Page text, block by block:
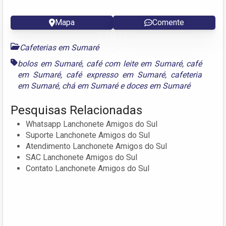
Mapa Comente
Cafeterias em Sumaré
bolos em Sumaré, café com leite em Sumaré, café
em Sumaré, café expresso em Sumaré, cafeteria
em Sumaré, chá em Sumaréedoces em Sumaré
Pesquisas Relacionadas
Whatsapp Lanchonete Amigos do Sul
Suporte Lanchonete Amigos do Sul
Atendimento Lanchonete Amigos do Sul
SAC Lanchonete Amigos do Sul
Contato Lanchonete Amigos do Sul